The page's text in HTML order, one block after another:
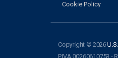
Cookie Policy
Copyright © 2026
P.IVA 00260610753 -